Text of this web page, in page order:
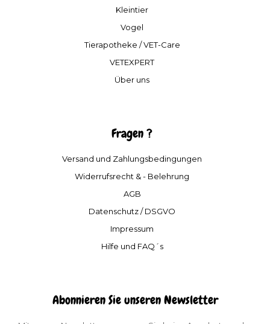
Kleintier
Vogel
Tierapotheke / VET-Care
VETEXPERT
Über uns
Fragen ?
Versand und Zahlungsbedingungen
Widerrufsrecht & - Belehrung
AGB
Datenschutz / DSGVO
Impressum
Hilfe und FAQ´s
Abonnieren Sie unseren Newsletter